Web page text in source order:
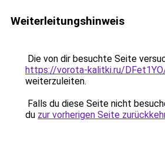
Weiterleitungshinweis
Die von dir besuchte Seite
https://vorota-kalitki.ru/
weiterzuleiten.
Falls du diese Seite nicht
du zur vorherigen Seite